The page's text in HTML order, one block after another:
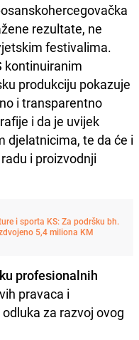
rezultate, ne
festivalima.
kontinuiranim
produkciju pokazuje
i transparentno
i da je uvijek
djelatnicima, te da će i
i proizvodnji
i sporta KS: Za podršku bh.
5,4 miliona KM
profesionalnih
pravaca i
za razvoj ovog